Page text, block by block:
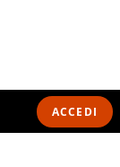
ACCEDI